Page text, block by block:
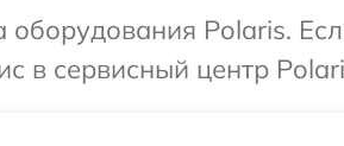
Polaris.
в сервисный центр